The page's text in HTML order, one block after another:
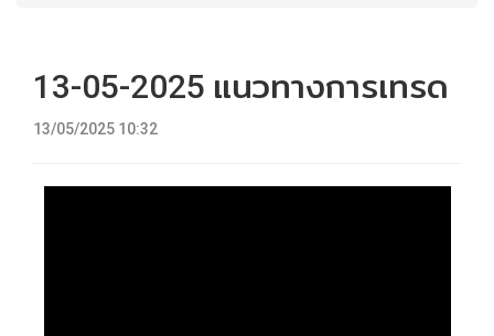
13-05-2025 แนวทางการเทรด
13/05/2025 10:32